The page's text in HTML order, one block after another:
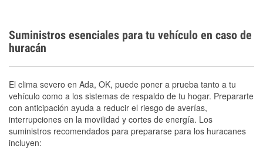
Suministros esenciales para tu vehículo en caso de
huracán
El clima severo en Ada, OK, puede poner a prueba tanto a tu
vehículo como a los sistemas de respaldo de tu hogar. Prepararte
con anticipación ayuda a reducir el riesgo de averías,
interrupciones en la movilidad y cortes de energía. Los
suministros recomendados para prepararse para los huracanes
incluyen: